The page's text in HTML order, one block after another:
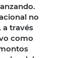
no
a través
como